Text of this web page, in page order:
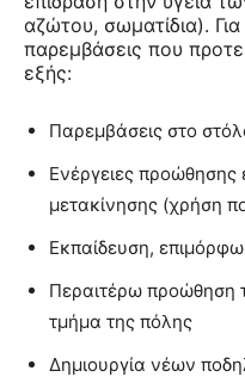
αζώτου, σωματίδια).
παρεμβάσεις που
εξής:
Παρεμβάσεις στο
Ενέργειες
μετακίνησης (χρήση
Εκπαίδευση,
Περαιτέρω προώθηση
τμήμα της πόλης
Δημιουργία νέων